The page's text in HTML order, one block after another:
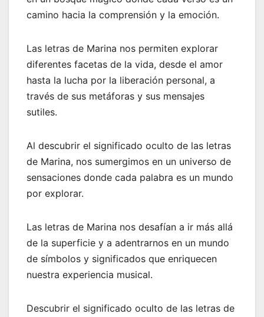
camino hacia la comprensión y la emoción.
Las letras de Marina nos permiten explorar
diferentes facetas de la vida, desde el amor
hasta la lucha por la liberación personal, a
través de sus metáforas y sus mensajes
sutiles.
Al descubrir el significado oculto de las letras
de Marina, nos sumergimos en un universo de
sensaciones donde cada palabra es un mundo
por explorar.
Las letras de Marina nos desafían a ir más allá
de la superficie y a adentrarnos en un mundo
de símbolos y significados que enriquecen
nuestra experiencia musical.
Descubrir el significado oculto de las letras de